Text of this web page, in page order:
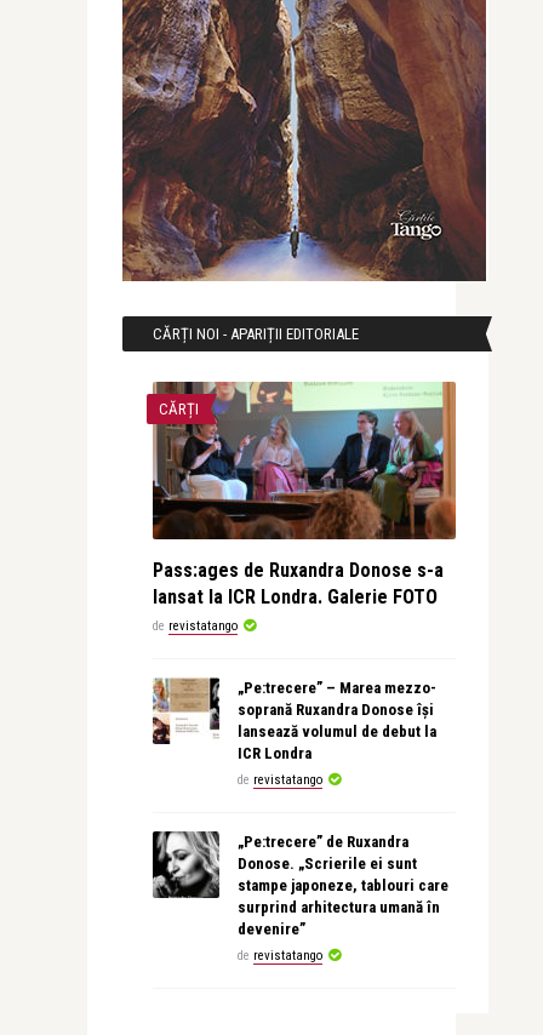
CĂRȚI NOI - APARIȚII EDITORIALE
CĂRȚI
Pass:ages de Ruxandra Donose s-a
lansat la ICR Londra. Galerie FOTO
de revistatango
„Pe:trecere” – Marea mezzo-
soprană Ruxandra Donose își
lansează volumul de debut la
ICR Londra
de revistatango
„Pe:trecere” de Ruxandra
Donose. „Scrierile ei sunt
stampe japoneze, tablouri care
surprind arhitectura umană în
devenire”
de revistatango